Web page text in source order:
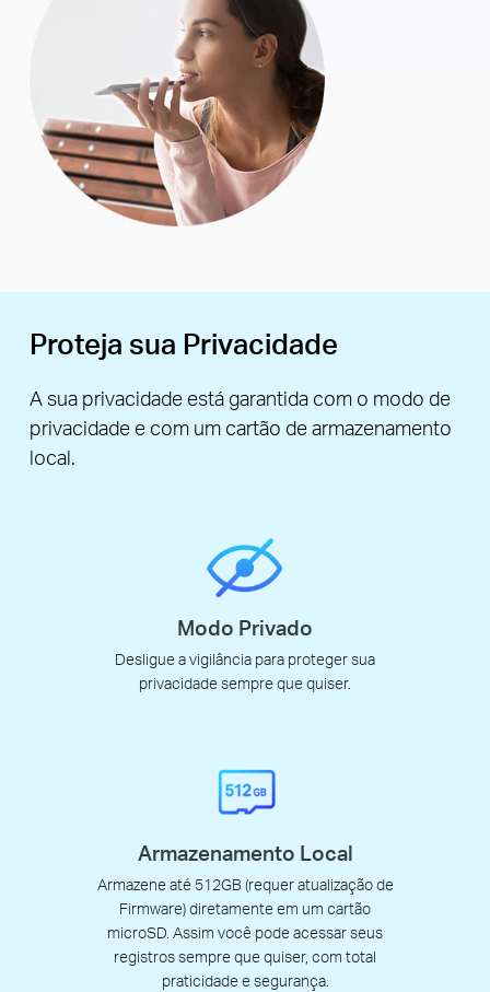
Proteja sua Privacidade
A sua privacidade está garantida com o modo de
privacidade e com um cartão de armazenamento
local.
Modo Privado
Desligue a vigilância para proteger sua
privacidade sempre que quiser.
Armazenamento Local
Armazene até 512GB (requer atualização de
Firmware) diretamente em um cartão
microSD. Assim você pode acessar seus
registros sempre que quiser, com total
praticidade e segurança.